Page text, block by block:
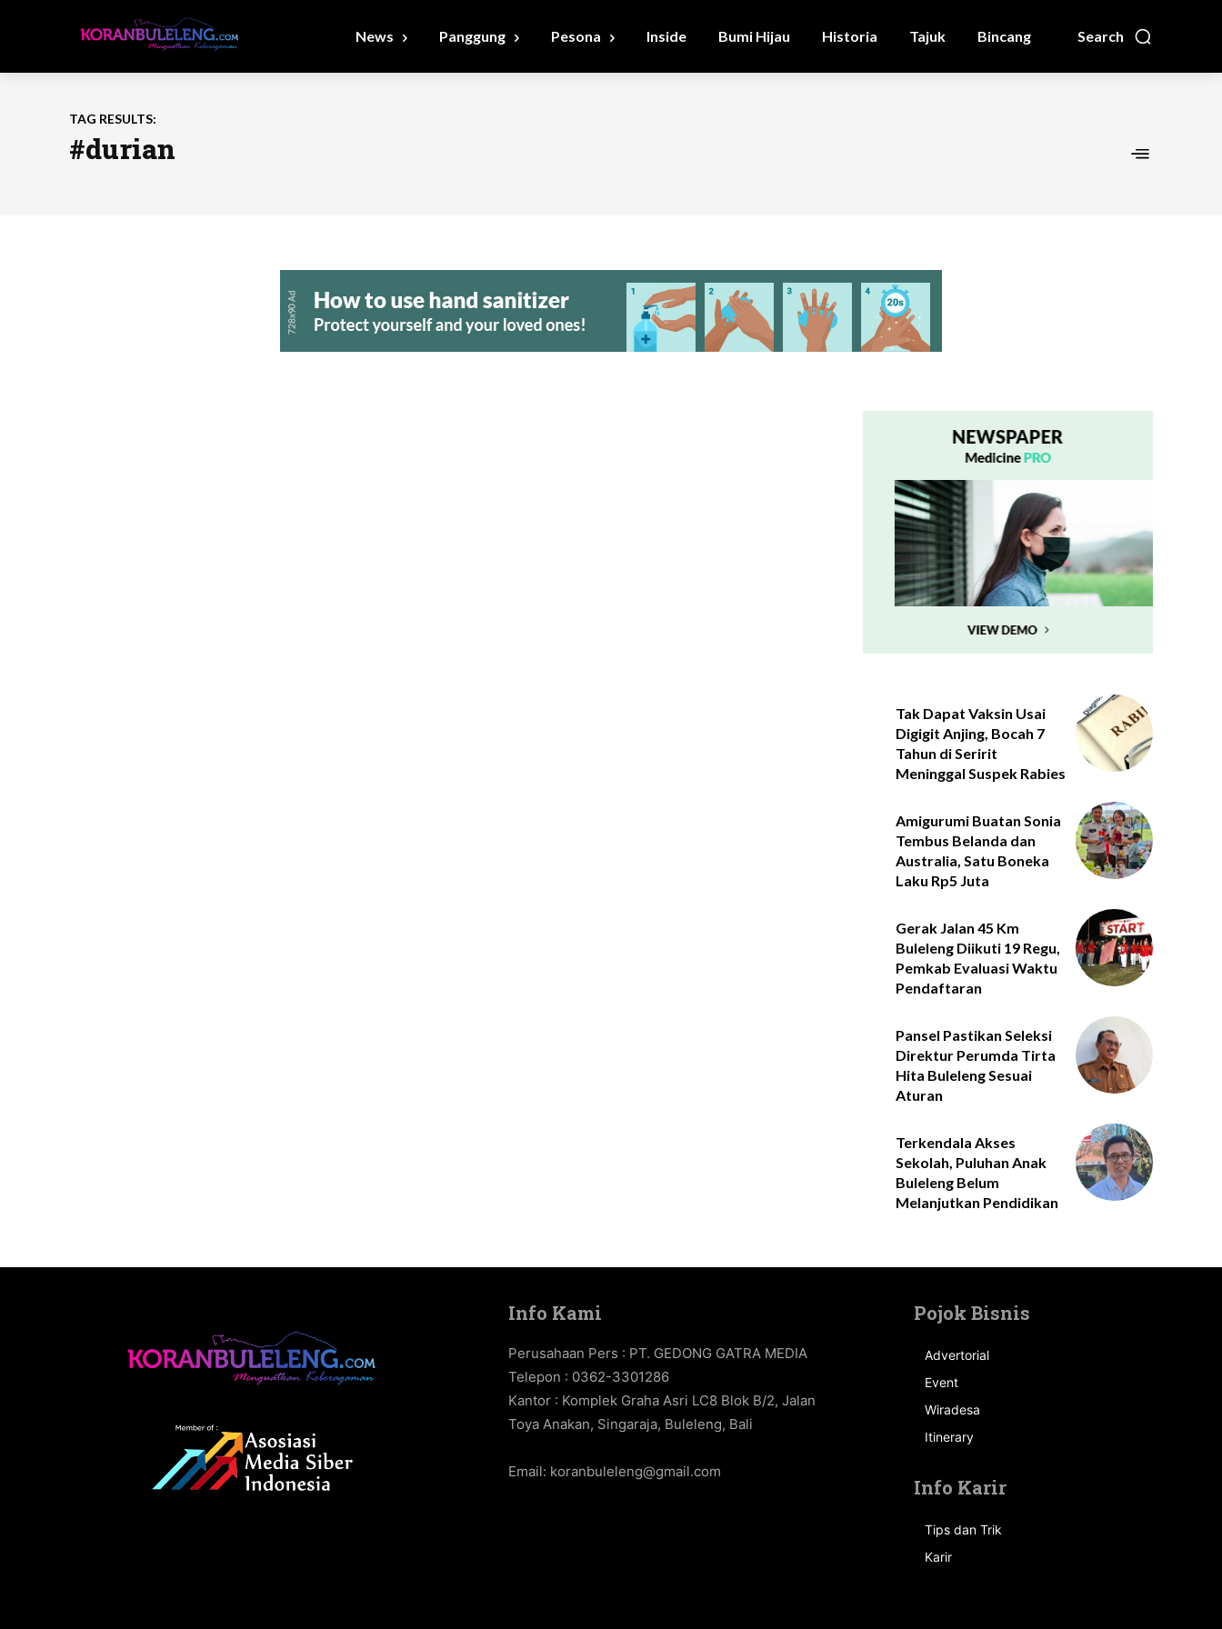
Search
News Panggung Pesona Inside Bumi Hijau Historia Tajuk Bincang
TAG RESULTS:
#durian
Tak Dapat Vaksin Usai
Digigit Anjing, Bocah 7
Tahun di Seririt
Meninggal Suspek Rabies
Amigurumi Buatan Sonia
Tembus Belanda dan
Australia, Satu Boneka
Laku Rp5 Juta
Gerak Jalan 45 Km
Buleleng Diikuti 19 Regu,
Pemkab Evaluasi Waktu
Pendaftaran
Pansel Pastikan Seleksi
Direktur Perumda Tirta
Hita Buleleng Sesuai
Aturan
Terkendala Akses
Sekolah, Puluhan Anak
Buleleng Belum
Melanjutkan Pendidikan
Info Kami
Perusahaan Pers : PT. GEDONG GATRA MEDIA
Telepon : 0362-3301286
Kantor : Komplek Graha Asri LC8 Blok B/2, Jalan
Toya Anakan, Singaraja, Buleleng, Bali
Email: koranbuleleng@gmail.com
Pojok Bisnis
Advertorial
Event
Wiradesa
Itinerary
Info Karir
Tips dan Trik
Karir